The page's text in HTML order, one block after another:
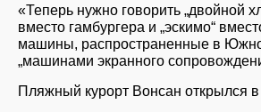
«Теперь нужно говорить „двойной
вместо гамбургера и „эскимо“
машины, распространенные в
„машинами экранного
Пляжный курорт Вонсан открылся